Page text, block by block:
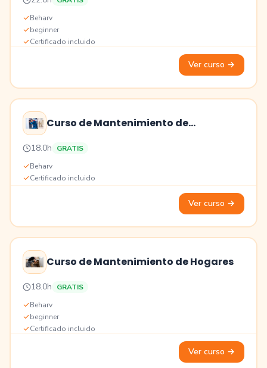
Educación
Beharv
beginner
Certificado incluido
Ver curso →
Curso de Mantenimiento de
Educación
18.0h Precio
GRATIS
Beharv
Certificado incluido
Ver curso →
Curso de Mantenimiento de Hogares
Educación
18.0h Precio
GRATIS
Beharv
beginner
Certificado incluido
Ver curso →